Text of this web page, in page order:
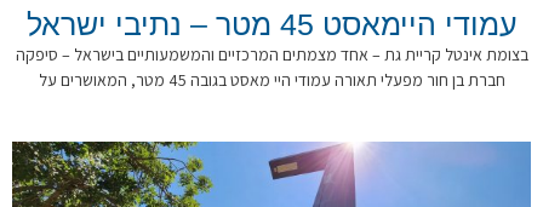
עמודי היימאסט 45 מטר – נתיבי ישראל
בצומת אינטל קריית גת – אחד מצמתים המרכזיים והמשמעותיים בישראל – סיפקה
חברת בן חור מפעלי תאורה עמודי היי מאסט בגובה 45 מטר, המאושרים על